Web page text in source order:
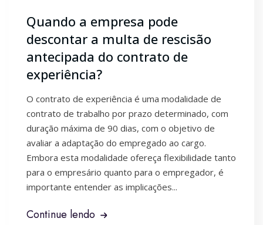
Quando a empresa pode
descontar a multa de rescisão
antecipada do contrato de
experiência?
O contrato de experiência é uma modalidade de
contrato de trabalho por prazo determinado, com
duração máxima de 90 dias, com o objetivo de
avaliar a adaptação do empregado ao cargo.
Embora esta modalidade ofereça flexibilidade tanto
para o empresário quanto para o empregador, é
importante entender as implicações...
Continue lendo